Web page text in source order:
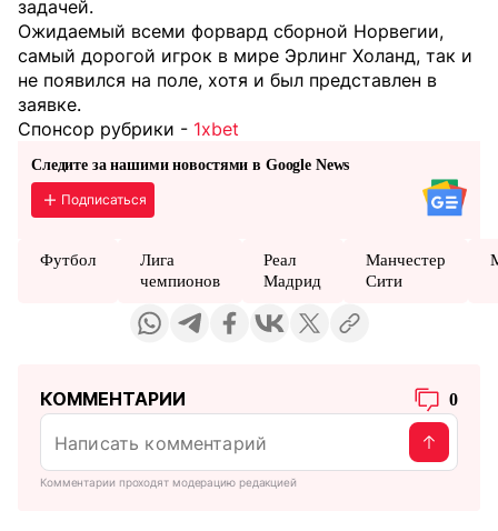
задачей.
Ожидаемый всеми форвард сборной Норвегии,
самый дорогой игрок в мире Эрлинг Холанд, так и
не появился на поле, хотя и был представлен в
заявке.
Спонсор рубрики - 1xbet
Следите за нашими новостями в Google News
Подписаться
Футбол
Лига
чемпионов
Реал
Мадрид
Манчестер
Сити
КОММЕНТАРИИ 0
Комментарии проходят модерацию редакцией